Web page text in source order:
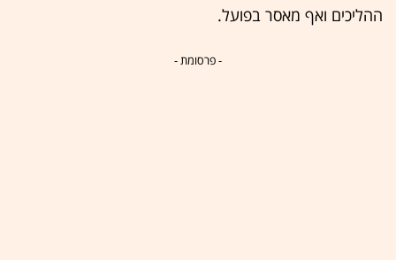
ההליכים ואף מאסר בפועל.
- פרסומת -